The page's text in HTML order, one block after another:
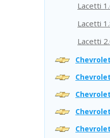
Lacetti
Lacetti
Lacetti